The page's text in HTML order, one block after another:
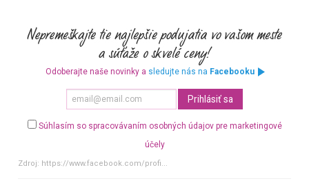
Odoberajte naše novinky a sledujte nás na Facebooku
Súhlasím so spracovávaním osobných údajov pre marketingové
účely
Zdroj: https://www.facebook.com/profi...